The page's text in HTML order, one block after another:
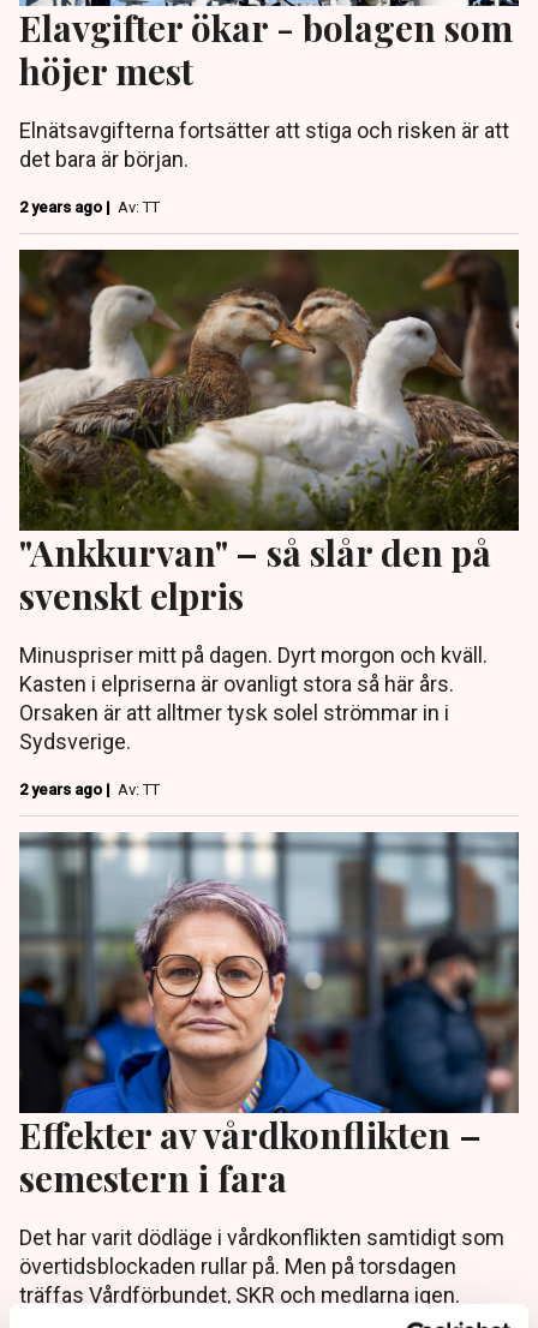
Elavgifter ökar - bolagen som
höjer mest
Elnätsavgifterna fortsätter att stiga och risken är att
det bara är början.
2 years ago | Av: TT
"Ankkurvan" – så slår den på
svenskt elpris
Minuspriser mitt på dagen. Dyrt morgon och kväll.
Kasten i elpriserna är ovanligt stora så här års.
Orsaken är att alltmer tysk solel strömmar in i
Sydsverige.
2 years ago | Av: TT
Effekter av vårdkonflikten –
semestern i fara
Det har varit dödläge i vårdkonflikten samtidigt som
övertidsblockaden rullar på. Men på torsdagen
träffas Vårdförbundet, SKR och medlarna igen.